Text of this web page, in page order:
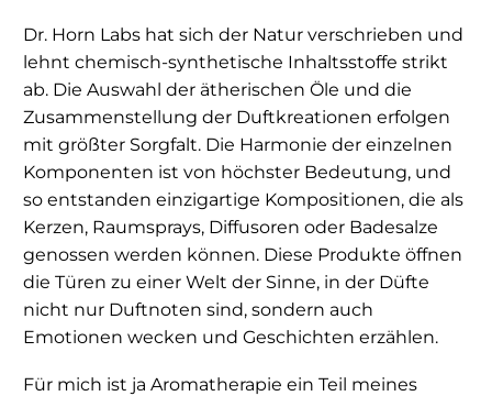
Dr. Horn Labs hat sich der Natur verschrieben und
lehnt chemisch-synthetische Inhaltsstoffe strikt
ab. Die Auswahl der ätherischen Öle und die
Zusammenstellung der Duftkreationen erfolgen
mit größter Sorgfalt. Die Harmonie der einzelnen
Komponenten ist von höchster Bedeutung, und
so entstanden einzigartige Kompositionen, die als
Kerzen, Raumsprays, Diffusoren oder Badesalze
genossen werden können. Diese Produkte öffnen
die Türen zu einer Welt der Sinne, in der Düfte
nicht nur Duftnoten sind, sondern auch
Emotionen wecken und Geschichten erzählen.
Für mich ist ja Aromatherapie ein Teil meines